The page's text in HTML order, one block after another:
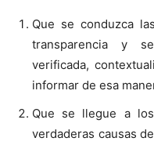
Que se conduzca
transparencia y
verificada,
informar de esa
Que se llegue a
verdaderas causas